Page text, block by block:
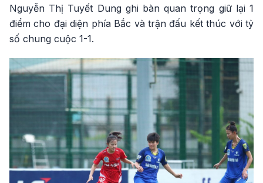
Nguyễn Thị Tuyết Dung ghi bàn quan trọng giữ lại 1
điểm cho đại diện phía Bắc và trận đấu kết thúc với tỷ
số chung cuộc 1-1.